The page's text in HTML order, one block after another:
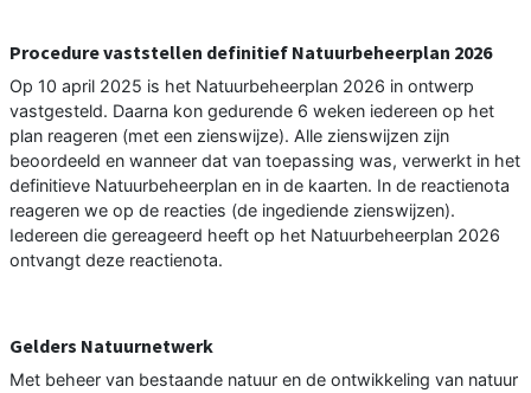
Procedure vaststellen definitief Natuurbeheerplan 2026
Op 10 april 2025 is het Natuurbeheerplan 2026 in ontwerp
vastgesteld. Daarna kon gedurende 6 weken iedereen op het
plan reageren (met een zienswijze). Alle zienswijzen zijn
beoordeeld en wanneer dat van toepassing was, verwerkt in het
definitieve Natuurbeheerplan en in de kaarten. In de reactienota
reageren we op de reacties (de ingediende zienswijzen).
Iedereen die gereageerd heeft op het Natuurbeheerplan 2026
ontvangt deze reactienota.
Gelders Natuurnetwerk
Met beheer van bestaande natuur en de ontwikkeling van natuur